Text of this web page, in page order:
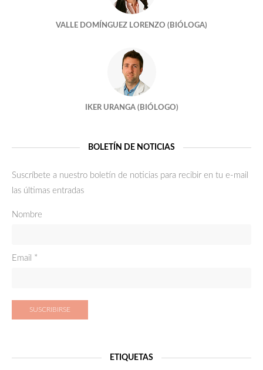
¿Me quedaré sin óvulos si dono?
¿LOS EMBRIONES SON MELÓMANOS?
Bienvenidos
VALLE DOMÍNGUEZ LORENZO (BIÓLOGA)
IKER URANGA (BIÓLOGO)
BOLETÍN DE NOTICIAS
Suscríbete a nuestro boletín de noticias para recibir en tu e-mail
las últimas entradas
Nombre
Email *
ETIQUETAS